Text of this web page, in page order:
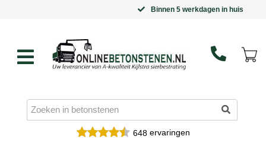
Binnen 5 werkdagen in huis
648ervaringen